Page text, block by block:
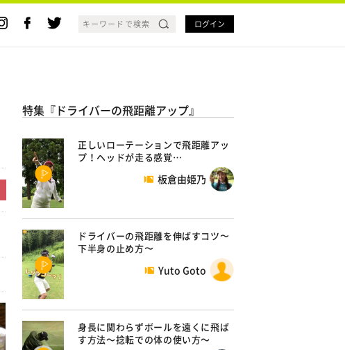
ログイン
特集『ドライバーの飛距離アップ』
正しいローテーションで飛距離アッ
プ！ヘッドが走る感覚…
板倉由姫乃
ドライバーの飛距離を伸ばすコツ〜
下半身の止め方〜
Yuto Goto
身長に関わらずボールを遠くに飛ば
す方法～捻転での体の使い方～